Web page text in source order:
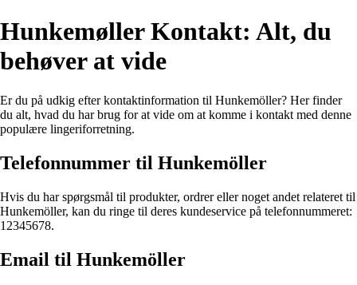
Hunkemøller Kontakt: Alt, du
behøver at vide
Er du på udkig efter kontaktinformation til Hunkemöller? Her finder
du alt, hvad du har brug for at vide om at komme i kontakt med denne
populære lingeriforretning.
Telefonnummer til Hunkemöller
Hvis du har spørgsmål til produkter, ordrer eller noget andet relateret til
Hunkemöller, kan du ringe til deres kundeservice på telefonnummeret:
12345678.
Email til Hunkemöller